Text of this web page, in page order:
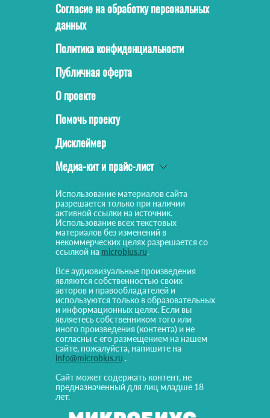
Согласие на обработку персональных
данных
Политика конфиденциальности
Публичная оферта
О проекте
Помочь проекту
Дисклеймер
Медиа-кит и прайс-лист
Использование материалов сайта
разрешается только при наличии
активной ссылки на источник.
Использование всех текстовых
материалов без изменений в
некоммерческих целях разрешается со
ссылкой на microbius.ru.
Все аудиовизуальные произведения
являются собственностью своих
авторов и правообладателей и
используются только в образовательных
и информационных целях. Если вы
являетесь собственником того или
иного произведения (контента) и не
согласны с его размещением на нашем
сайте, пожалуйста, напишите на
info@microbius.ru .
Сайт может содержать контент, не
предназначенный для лиц младше 18
лет.